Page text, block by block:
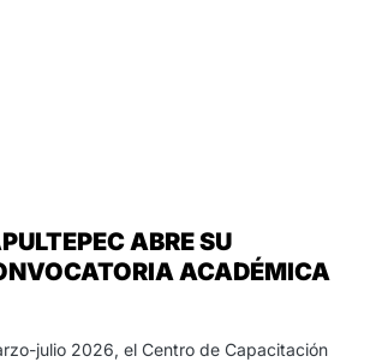
ABRE SU
ACADÉMICA
julio 2026, el Centro de Capacitación